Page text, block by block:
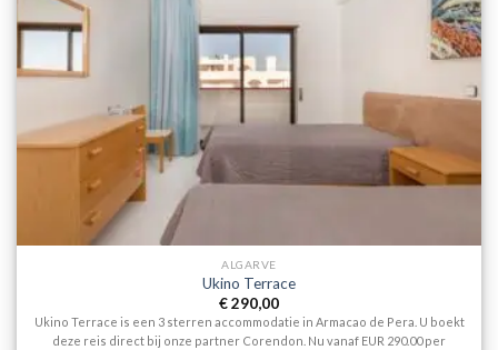
ALGARVE
Ukino Terrace
€290,00
Ukino Terrace is een 3 sterren accommodatie in Armacao de Pera. U boekt
deze reis direct bij onze partner Corendon. Nu vanaf EUR 290.00 per